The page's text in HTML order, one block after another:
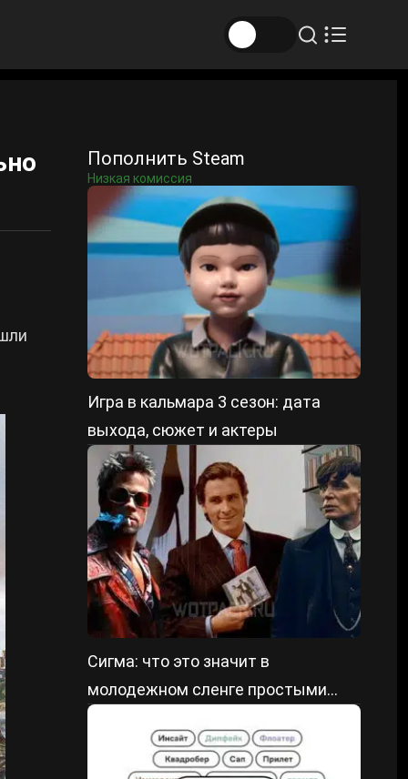
Пополнить Steam
Низкая комиссия
Игра в кальмара 3 сезон: дата
выхода, сюжет и актеры
Сигма: что это значит в
молодежном сленге простыми